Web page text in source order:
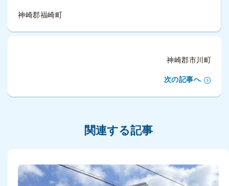
神崎郡福崎町
神崎郡市川町
次の記事へ
関連する記事